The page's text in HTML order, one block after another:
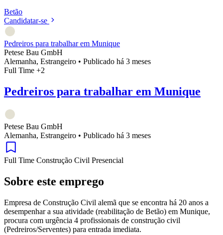
Betão
Candidatar-se
Pedreiros para trabalhar em Munique
Petese Bau GmbH
Alemanha, Estrangeiro • Publicado há 3 meses
Full Time +2
Pedreiros para trabalhar em Munique
Petese Bau GmbH
Alemanha, Estrangeiro • Publicado há 3 meses
Full Time Construção Civil Presencial
Sobre este emprego
Empresa de Construção Civil alemã que se encontra há 20 anos a
desempenhar a sua atividade (reabilitação de Betão) em Munique,
procura com urgência 4 profissionais de construção civil
(Pedreiros/Serventes) para entrada imediata.